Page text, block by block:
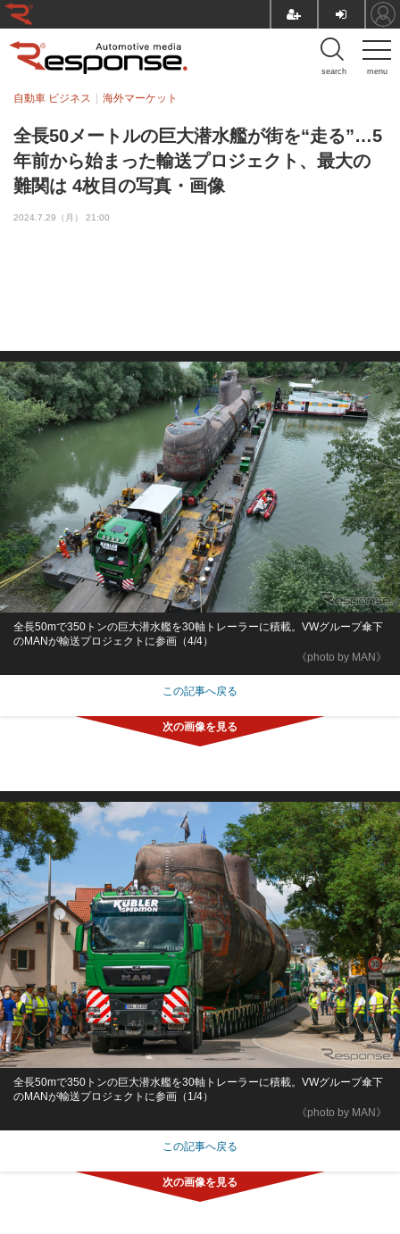
menu
search
全長50メートルの巨大潜水艦が街を“走る”…5
年前から始まった輸送プロジェクト、最大の
難関は 4枚目の写真・画像
自動車 ビジネス 海外マーケット
2024.7.29（月） 21:00
《photo by MAN》
全長50mで350トンの巨大潜水艦を30軸トレーラーに積載。VWグループ傘下
のMANが輸送プロジェクトに参画（4/4）
この記事へ戻る
《photo by MAN》
全長50mで350トンの巨大潜水艦を30軸トレーラーに積載。VWグループ傘下
のMANが輸送プロジェクトに参画（1/4）
この記事へ戻る